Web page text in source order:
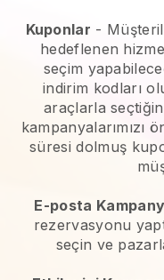
Kuponlar -
hedeflenen
seçim
indirim kodları
araçlarla
kampanyalarımızı
süresi dolmuş
E-posta
rezervasyonu
seçin ve